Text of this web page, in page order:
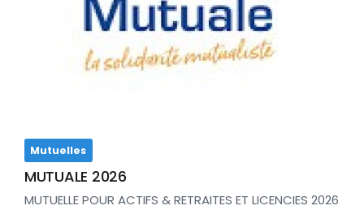
Mutuelles
MUTUALE 2026
MUTUELLE POUR ACTIFS & RETRAITES ET LICENCIES 2026